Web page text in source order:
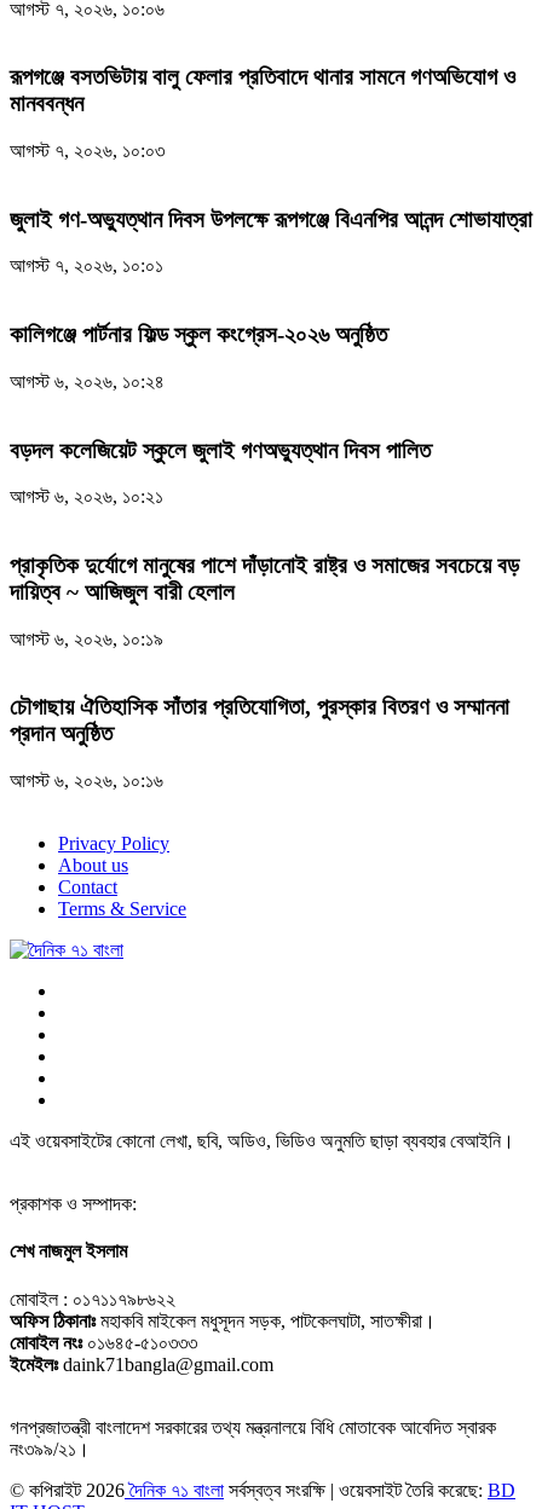
আগস্ট ৭, ২০২৬, ১০:০৬
রূপগঞ্জে বসতভিটায় বালু ফেলার প্রতিবাদে থানার সামনে গণঅভিযোগ ও
মানববন্ধন
আগস্ট ৭, ২০২৬, ১০:০৩
জুলাই গণ-অভ্যুত্থান দিবস উপলক্ষে রূপগঞ্জে বিএনপির আনন্দ শোভাযাত্রা
আগস্ট ৭, ২০২৬, ১০:০১
কালিগঞ্জে পার্টনার ফিল্ড স্কুল কংগ্রেস-২০২৬ অনুষ্ঠিত
আগস্ট ৬, ২০২৬, ১০:২৪
বড়দল কলেজিয়েট স্কুলে জুলাই গণঅভ্যুত্থান দিবস পালিত
আগস্ট ৬, ২০২৬, ১০:২১
প্রাকৃতিক দুর্যোগে মানুষের পাশে দাঁড়ানোই রাষ্ট্র ও সমাজের সবচেয়ে বড়
দায়িত্ব ~ আজিজুল বারী হেলাল
আগস্ট ৬, ২০২৬, ১০:১৯
চৌগাছায় ঐতিহাসিক সাঁতার প্রতিযোগিতা, পুরস্কার বিতরণ ও সম্মাননা
প্রদান অনুষ্ঠিত
আগস্ট ৬, ২০২৬, ১০:১৬
Privacy Policy
About us
Contact
Terms & Service
এই ওয়েবসাইটের কোনো লেখা, ছবি, অডিও, ভিডিও অনুমতি ছাড়া ব্যবহার বেআইনি।
প্রকাশক ও সম্পাদক:
শেখ নাজমুল ইসলাম
মোবাইল : ০১৭১১৭৯৮৬২২
অফিস ঠিকানাঃমহাকবি মাইকেল মধুসূদন সড়ক, পাটকেলঘাটা, সাতক্ষীরা।
মোবাইল নংঃ০১৬৪৫-৫১০৩৩৩
ইমেইলঃdaink71bangla@gmail.com
গনপ্রজাতন্ত্রী বাংলাদেশ সরকারের তথ্য মন্ত্রনালয়ে বিধি মোতাবেক আবেদিত স্বারক
নং৩৯৯/২১।
© কপিরাইট 2026দৈনিক ৭১ বাংলা সর্বস্বত্ব সংরক্ষি | ওয়েবসাইট তৈরি করেছে: BD